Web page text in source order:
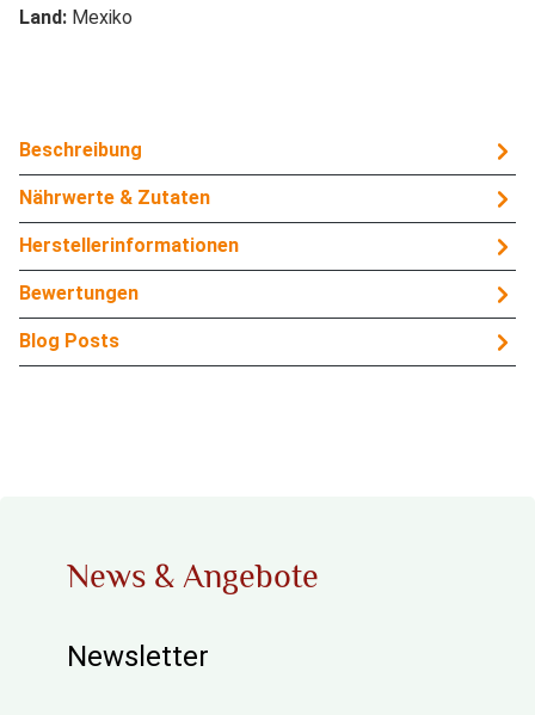
Land: Mexiko
Beschreibung
Nährwerte & Zutaten
Herstellerinformationen
Bewertungen
Blog Posts
News & Angebote
Newsletter